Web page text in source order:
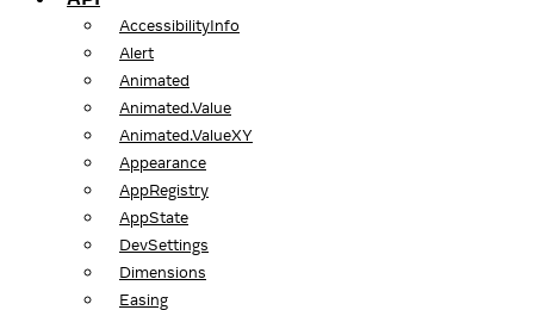
AccessibilityInfo
Alert
Animated
Animated.Value
Animated.ValueXY
Appearance
AppRegistry
AppState
DevSettings
Dimensions
Easing